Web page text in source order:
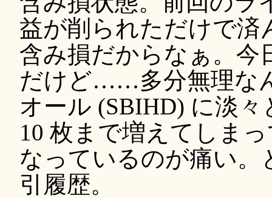
益が削られただけで済
含み損だからなぁ。今
だけど……多分無理な
オール (SBIHD) に淡
10 枚まで増えてしま
なっているのが痛い。
引履歴。